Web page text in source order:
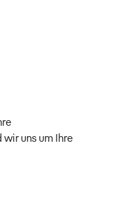
uns um Ihre